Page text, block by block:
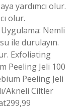
yardımcı olur.
olur.
Nemli
ile durulayın.
Exfoliating
Peeling Jeli 100
Peeling Jeli
Akneli Ciltler